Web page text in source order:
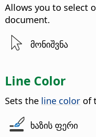
Allows you to select
document.
მონიშვნა
Line Color
Sets the line color of
ხაზის ფერი